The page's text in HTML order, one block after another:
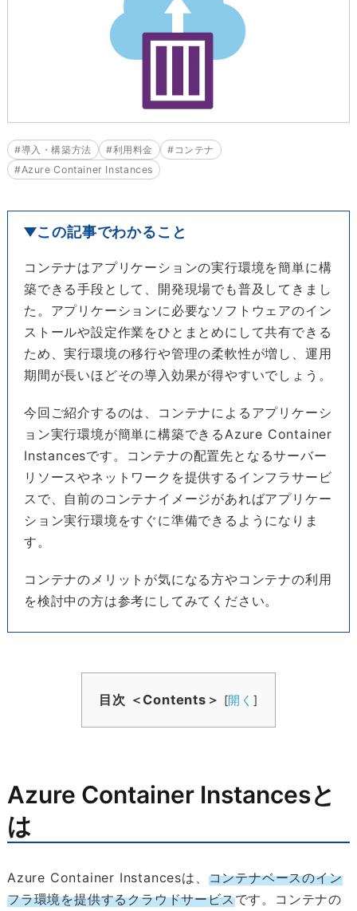
#導入・構築方法 #利用料金
#コンテナ
#Azure Container Instances
この記事でわかること
コンテナはアプリケーションの実行環境を簡単に構
築できる手段として、開発現場でも普及してきまし
た。アプリケーションに必要なソフトウェアのイン
ストールや設定作業をひとまとめにして共有できる
ため、実行環境の移行や管理の柔軟性が増し、運用
期間が長いほどその導入効果が得やすいでしょう。
今回ご紹介するのは、コンテナによるアプリケーシ
ョン実行環境が簡単に構築できるAzure Container
Instancesです。コンテナの配置先となるサーバー
リソースやネットワークを提供するインフラサービ
スで、自前のコンテナイメージがあればアプリケー
ション実行環境をすぐに準備できるようになりま
す。
コンテナのメリットが気になる方やコンテナの利用
を検討中の方は参考にしてみてください。
目次 ＜Contents＞ [開く]
Azure Container Instancesと
は
Azure Container Instancesは、 コンテナベースのイン
フラ環境を提供するクラウドサービスです。コンテナの